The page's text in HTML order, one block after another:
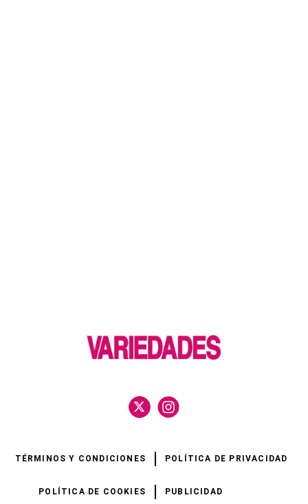
TÉRMINOS Y CONDICIONES POLÍTICA DE PRIVACIDAD
POLÍTICA DE COOKIES PUBLICIDAD